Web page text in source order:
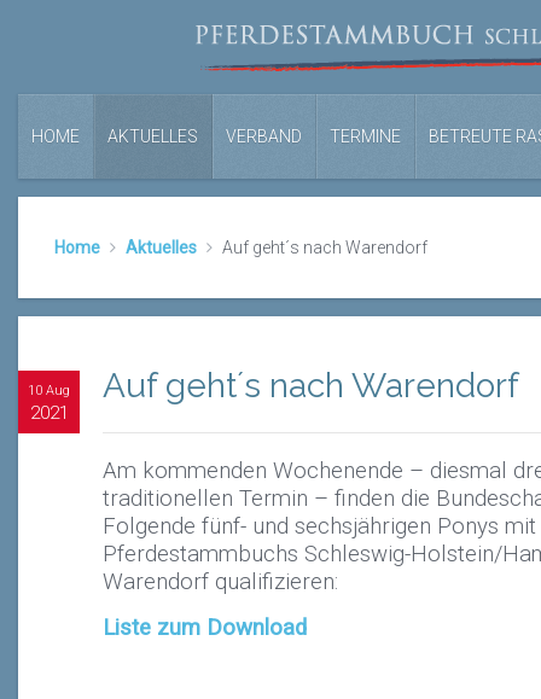
HOME AKTUELLES VERBAND TERMINE BETREUTE
Home Aktuelles Auf geht´s nach Warendorf
10 Aug
2021
Auf geht´s nach Warendorf
Am kommenden Wochenende – diesmal
traditionellen Termin – finden die
Folgende fünf- und sechsjährigen Ponys
Pferdestammbuchs Schleswig-Holstein/
Warendorf qualifizieren:
Liste zum Download